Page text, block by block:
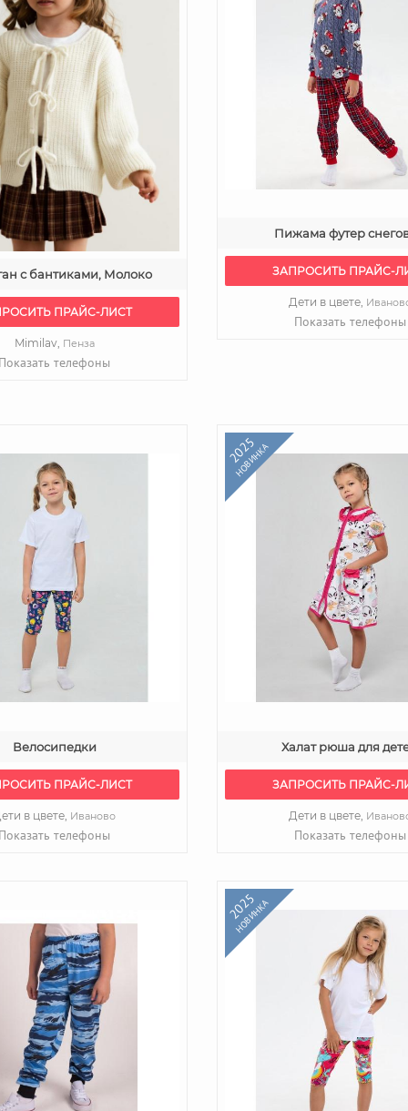
с бантиками, Молоко
ПРАЙС-ЛИСТ
Mimilav, Пенза
Показать телефоны
Пижама футер
ЗАПРОСИТЬ ПРАЙС-
Дети в цвете,
Показать телефоны
Велосипедки
ПРАЙС-ЛИСТ
в цвете, Иваново
Показать телефоны
2025
НОВИНКА
Халат рюша для
ЗАПРОСИТЬ ПРАЙС-
Дети в цвете,
Показать телефоны
2025
НОВИНКА